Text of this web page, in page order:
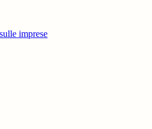
imprese